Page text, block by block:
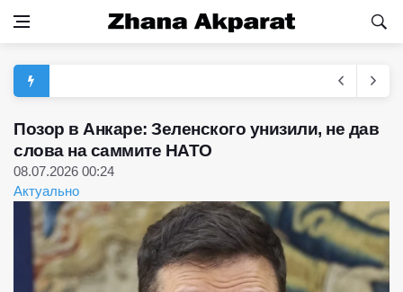
Позор в Анкаре: Зеленского унизили, не дав
слова на саммите НАТО
08.07.2026 00:24
Актуально